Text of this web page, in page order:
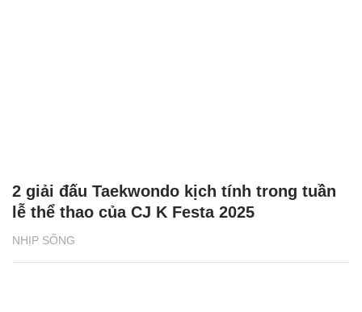
NHỊP SỐNG
2 giải đấu Taekwondo kịch tính trong tuần
lễ thể thao của CJ K Festa 2025